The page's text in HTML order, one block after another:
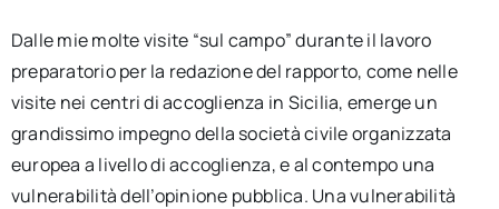
Dalle mie molte visite “sul campo” durante il lavoro
preparatorio per la redazione del rapporto, come nelle
visite nei centri di accoglienza in Sicilia, emerge un
grandissimo impegno della società civile organizzata
europea a livello di accoglienza, e al contempo una
vulnerabilità dell’opinione pubblica. Una vulnerabilità